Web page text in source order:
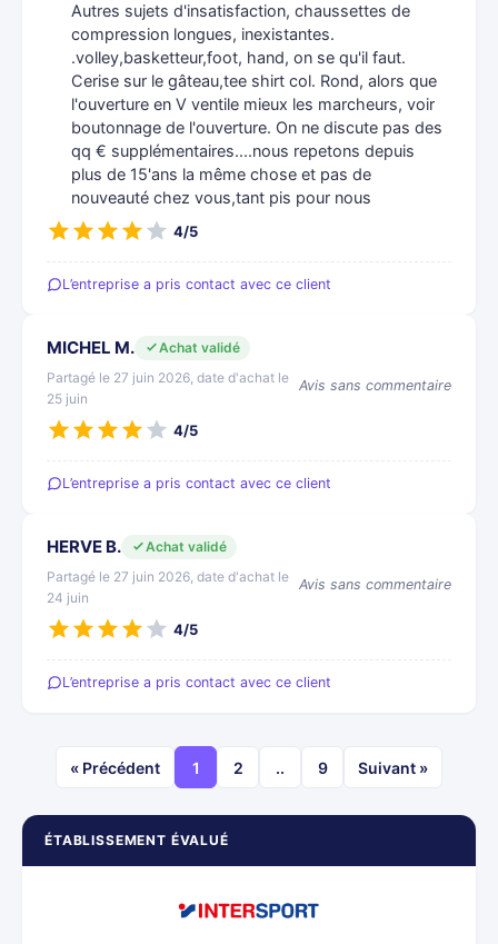
ÉTABLISSEMENT ÉVALUÉ
Autres sujets d'insatisfaction, chaussettes de
compression longues, inexistantes.
.volley,basketteur,foot, hand, on se qu'il faut.
Cerise sur le gâteau,tee shirt col. Rond, alors que
l'ouverture en V ventile mieux les marcheurs, voir
boutonnage de l'ouverture. On ne discute pas des
qq € supplémentaires....nous repetons depuis
plus de 15'ans la même chose et pas de
nouveauté chez vous,tant pis pour nous
4/5
L’entreprise a pris contact avec ce client
MICHEL M.
Achat validé
Partagé le 27 juin 2026, date d'achat le
25 juin
Avis sans commentaire
4/5
L’entreprise a pris contact avec ce client
HERVE B.
Achat validé
Partagé le 27 juin 2026, date d'achat le
24 juin
Avis sans commentaire
4/5
L’entreprise a pris contact avec ce client
« Précédent 1 2 .. 9 Suivant »